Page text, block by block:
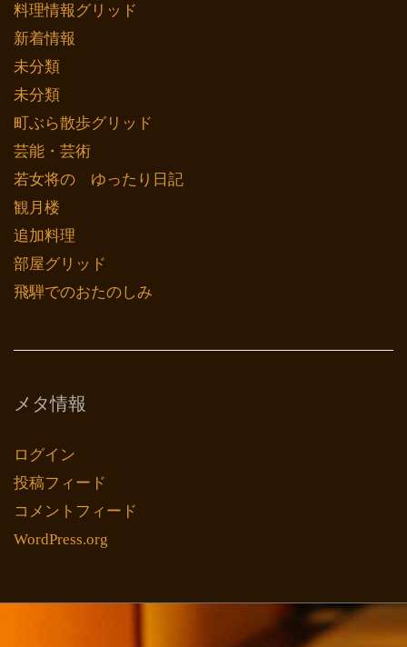
料理情報グリッド
新着情報
未分類
未分類
町ぶら散歩グリッド
芸能・芸術
若女将の ゆったり日記
観月楼
追加料理
部屋グリッド
飛騨でのおたのしみ
メタ情報
ログイン
投稿フィード
コメントフィード
WordPress.org